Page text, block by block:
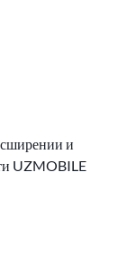
и
UZMOBILE